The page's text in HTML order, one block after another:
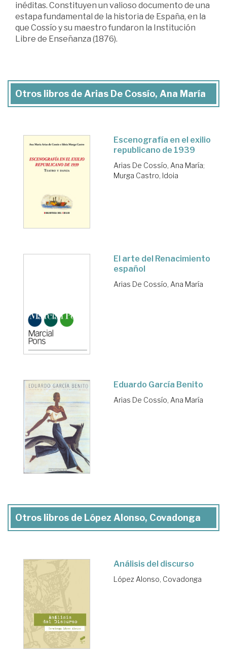
inéditas. Constituyen un valioso documento de una
estapa fundamental de la historia de España, en la
que Cossío y su maestro fundaron la Institución
Libre de Enseñanza (1876).
Otros libros de Arias De Cossío, Ana María
Escenografía en el exilio
republicano de 1939
Arias De Cossío, Ana María;
Murga Castro, Idoia
El arte del Renacimiento
español
Arias De Cossío, Ana María
Eduardo García Benito
Arias De Cossío, Ana María
Otros libros de López Alonso, Covadonga
Análisis del discurso
López Alonso, Covadonga